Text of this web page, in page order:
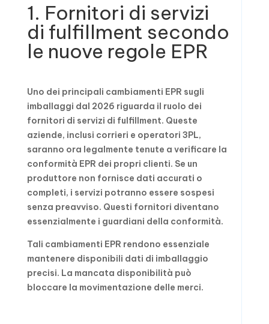
1. Fornitori di servizi
di fulfillment secondo
le nuove regole EPR
Uno dei principali cambiamenti EPR sugli
imballaggi dal 2026 riguarda il ruolo dei
fornitori di servizi di fulfillment. Queste
aziende, inclusi corrieri e operatori 3PL,
saranno ora legalmente tenute a verificare la
conformità EPR dei propri clienti. Se un
produttore non fornisce dati accurati o
completi, i servizi potranno essere sospesi
senza preavviso. Questi fornitori diventano
essenzialmente i guardiani della conformità.
Tali cambiamenti EPR rendono essenziale
mantenere disponibili dati di imballaggio
precisi. La mancata disponibilità può
bloccare la movimentazione delle merci.